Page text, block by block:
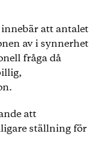
innebär att antalet
av i synnerhet
fråga då
att
ställning för